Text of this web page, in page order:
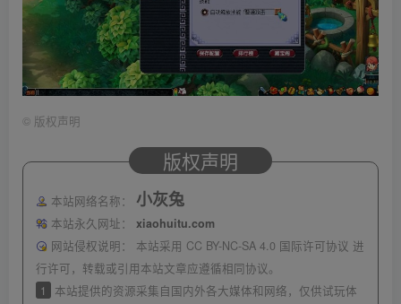
© 版权声明
版权声明
本站网络名称： 小灰兔
本站永久网址：
xiaohuitu.com
网站侵权说明：
本站采用 CC BY-NC-SA 4.0 国际许可协议 进
行许可，转载或引用本站文章应遵循相同协议。
1
本站提供的资源采集自国内外各大媒体和网络，仅供试玩体